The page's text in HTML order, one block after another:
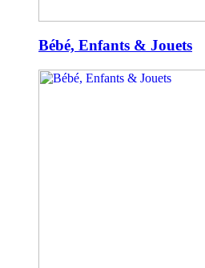
Bébé, Enfants & Jouets